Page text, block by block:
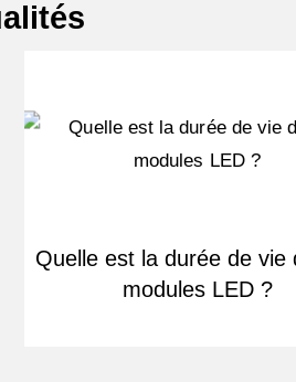
Quelle est la durée de vie
modules LED ?